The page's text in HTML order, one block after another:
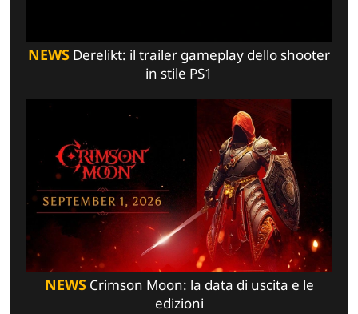
NEWS Derelikt: il trailer gameplay dello shooter
in stile PS1
NEWSCrimson Moon: la data di uscita e le
edizioni